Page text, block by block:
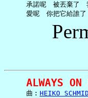
承諾呢　被丟棄了　
ALWAYS
     曲︰
HEIKO